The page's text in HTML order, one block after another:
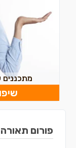
מתכננים
פורום